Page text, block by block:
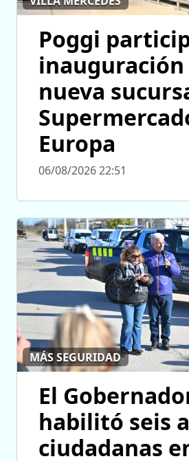
Poggi
inauguración
nueva
Europa
06/08/2026 22:51
MÁS SEGURIDAD
El
habilitó seis
ciudadanas